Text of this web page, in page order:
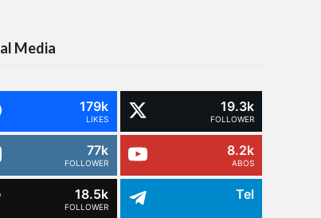
Media
179k
LIKES
19.3k
FOLLOWER
77k
FOLLOWER
8.2k
ABOS
18.5k
FOLLOWER
Tel